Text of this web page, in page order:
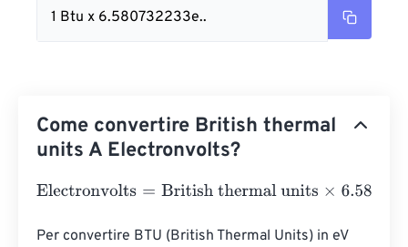
1 Btu x 6.580732233e..
Come convertire British thermal
units A Electronvolts?
Electronvolts=British thermal units×6.580732233e
Per convertire BTU (British Thermal Units) in eV